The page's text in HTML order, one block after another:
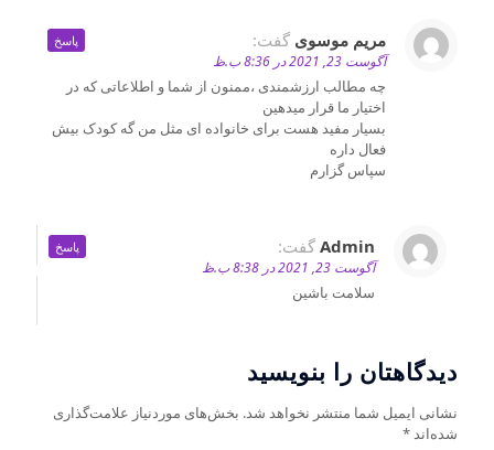
مریم موسوی گفت:
آگوست 23, 2021 در 8:36 ب.ظ
چه مطالب ارزشمندی ،ممنون از شما و اطلاعاتی که در
اختیار ما قرار میدهین
بسیار مفید هست برای خانواده ای مثل من گه کودک بیش
فعال داره
سپاس گزارم
پاسخ
Admin گفت:
آگوست 23, 2021 در 8:38 ب.ظ
سلامت باشین
پاسخ
دیدگاهتان را بنویسید
نشانی ایمیل شما منتشر نخواهد شد. بخش‌های موردنیاز علامت‌گذاری
شده‌اند*